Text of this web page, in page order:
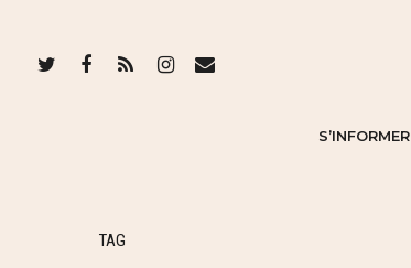
S’INFORMER
TAG